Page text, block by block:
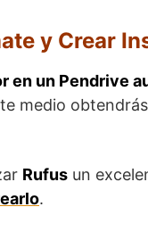
y Crear
en un Pendrive
medio
Rufus un
.